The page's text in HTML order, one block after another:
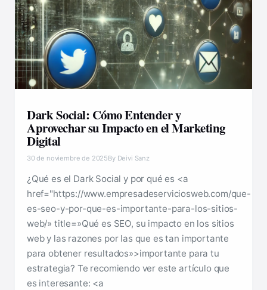
Dark Social: Cómo Entender y
Aprovechar su Impacto en el Marketing
Digital
30 de noviembre de 2025By Deivi Sanz
¿Qué es el Dark Social y por qué es <a
href="https://www.empresadeserviciosweb.com/que-
es-seo-y-por-que-es-importante-para-los-sitios-
web/» title=»Qué es SEO, su impacto en los sitios
web y las razones por las que es tan importante
para obtener resultados»>importante para tu
estrategia? Te recomiendo ver este artículo que
es interesante: <a